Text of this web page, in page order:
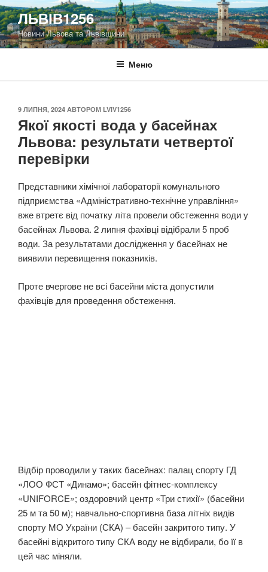
Перейти
до
вмісту
ЛЬВІВ1256
Новини Львова та Львівщини
Меню
ОПУБЛІКОВАНО
9 ЛИПНЯ, 2024 АВТОРОМ LVIV1256
Якої якості вода у басейнах
Львова: результати четвертої
перевірки
Представники хімічної лабораторії комунального
підприємства «Адміністративно-технічне управління»
вже втретє від початку літа провели обстеження води у
басейнах Львова. 2 липня фахівці відібрали 5 проб
води. За результатами дослідження у басейнах не
виявили перевищення показників.
Проте вчергове не всі басейни міста допустили
фахівців для проведення обстеження.
Відбір проводили у таких басейнах: палац спорту ГД
«ЛОО ФСТ «Динамо»; басейн фітнес-комплексу
«UNIFORCE»; оздоровчий центр «Три стихії» (басейни
25 м та 50 м); навчально-спортивна база літніх видів
спорту МО України (СКА) – басейн закритого типу. У
басейні відкритого типу СКА воду не відбирали, бо її в
цей час міняли.